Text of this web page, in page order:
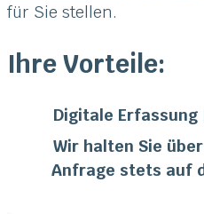
für Sie stellen.
Ihre Vorteile:
Digitale
Wir halten Sie
Anfrage stets auf